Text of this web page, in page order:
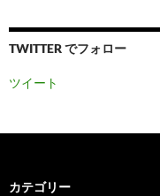
TWITTER でフォロー
ツイート
カテゴリー